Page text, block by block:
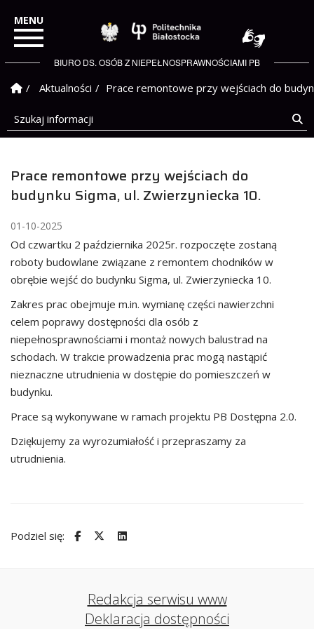
Politechnika
BIURO DS. OSÓB Z NIEPEŁNOSPRAWNOŚCIAMI PB
Strona Główna
Aktualności
Prace remontowe przy wejściach do
Szukaj informacji
Prace remontowe przy wejściach do
budynku Sigma, ul. Zwierzyniecka 10.
01-10-2025
Od czwartku 2 października 2025r. rozpoczęte zostaną
roboty budowlane związane z remontem chodników w
obrębie wejść do budynku Sigma, ul. Zwierzyniecka 10.
Zakres prac obejmuje m.in. wymianę części nawierzchni
celem poprawy dostępności dla osób z
niepełnosprawnościami i montaż nowych balustrad na
schodach. W trakcie prowadzenia prac mogą nastąpić
nieznaczne utrudnienia w dostępie do pomieszczeń w
budynku.
Prace są wykonywane w ramach projektu PB Dostępna 2.0.
Dziękujemy za wyrozumiałość i przepraszamy za
utrudnienia.
Podziel się:
Redakcja serwisu www
Deklaracja dostępności